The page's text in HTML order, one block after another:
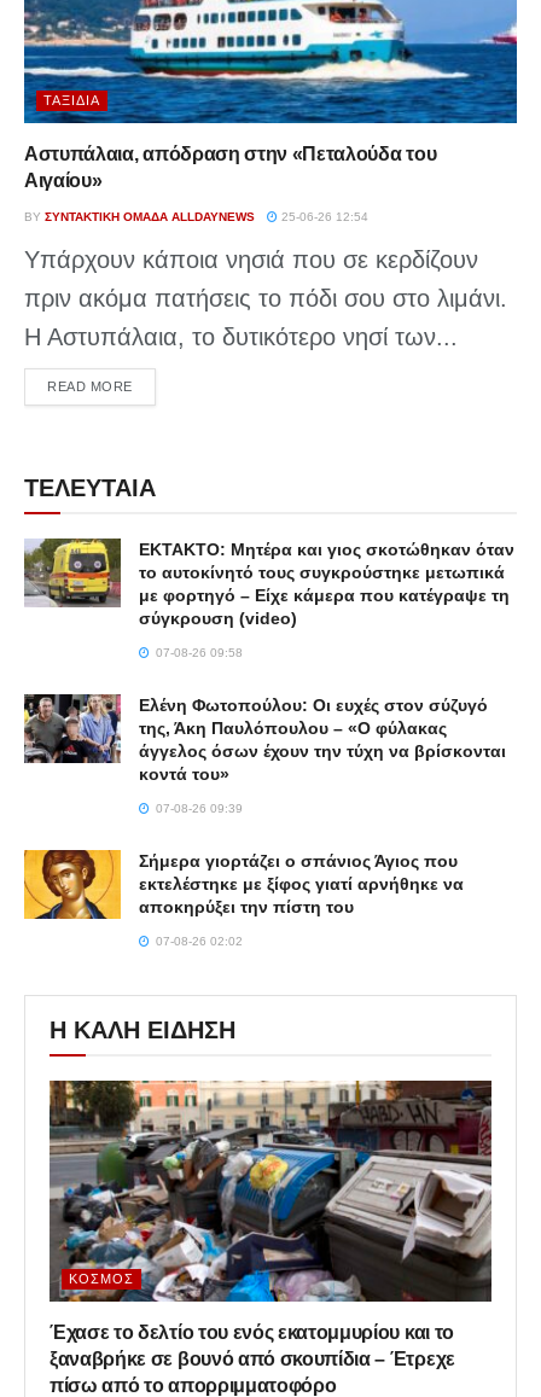
ΤΑΞΊΔΙΑ
Αστυπάλαια, απόδραση στην «Πεταλούδα του
Αιγαίου»
BY ΣΥΝΤΑΚΤΙΚΉ ΟΜΆΔΑ ALLDAYNEWS 25-06-26 12:54
Υπάρχουν κάποια νησιά που σε κερδίζουν
πριν ακόμα πατήσεις το πόδι σου στο λιμάνι.
Η Αστυπάλαια, το δυτικότερο νησί των...
READ MOREDETAILS
ΤΕΛΕΥΤΑΙΑ
ΕΚΤΑΚΤΟ: Μητέρα και γιος σκοτώθηκαν όταν
το αυτοκίνητό τους συγκρούστηκε μετωπικά
με φορτηγό – Είχε κάμερα που κατέγραψε τη
σύγκρουση (video)
07-08-26 09:58
Ελένη Φωτοπούλου: Οι ευχές στον σύζυγό
της, Άκη Παυλόπουλου – «Ο φύλακας
άγγελος όσων έχουν την τύχη να βρίσκονται
κοντά του»
07-08-26 09:39
Σήμερα γιορτάζει ο σπάνιος Άγιος που
εκτελέστηκε με ξίφος γιατί αρνήθηκε να
αποκηρύξει την πίστη του
07-08-26 02:02
Η ΚΑΛΗ ΕΙΔΗΣΗ
ΚΌΣΜΟΣ
Έχασε το δελτίο του ενός εκατομμυρίου και το
ξαναβρήκε σε βουνό από σκουπίδια – Έτρεχε
πίσω από το απορριμματοφόρο